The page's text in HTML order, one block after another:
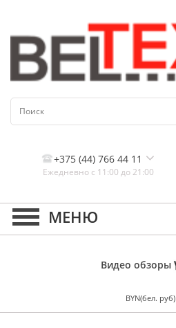
+375 (44) 766 44 11
Ежедневно с 11:00 до 21:00
Контакты, и схема проезда
Видео обзоры
BYN(бел. руб)